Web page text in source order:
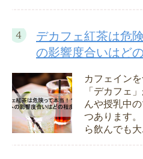
デカフェ紅茶は危
の影響度合いはど
カフェイン
「デカフェ
んや授乳中
つあります
ら飲んでも大